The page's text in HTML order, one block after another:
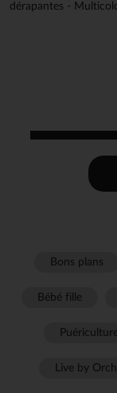
dérapantes -
Bons plans
Bébé fille
Live by